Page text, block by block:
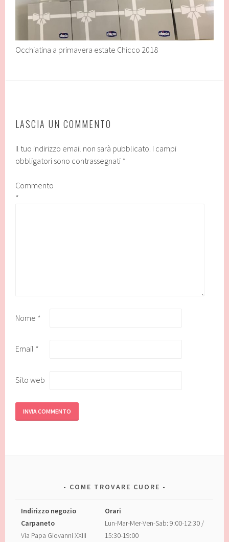
Occhiatina a primavera estate Chicco 2018
LASCIA UN COMMENTO
Il tuo indirizzo email non sarà pubblicato. I campi
obbligatori sono contrassegnati *
Commento
*
Nome *
Email *
Sito web
COME TROVARE CUORE
Indirizzo negozio
Carpaneto
Via Papa Giovanni XXIII
Orari
Lun-Mar-Mer-Ven-Sab: 9:00-12:30 /
15:30-19:00